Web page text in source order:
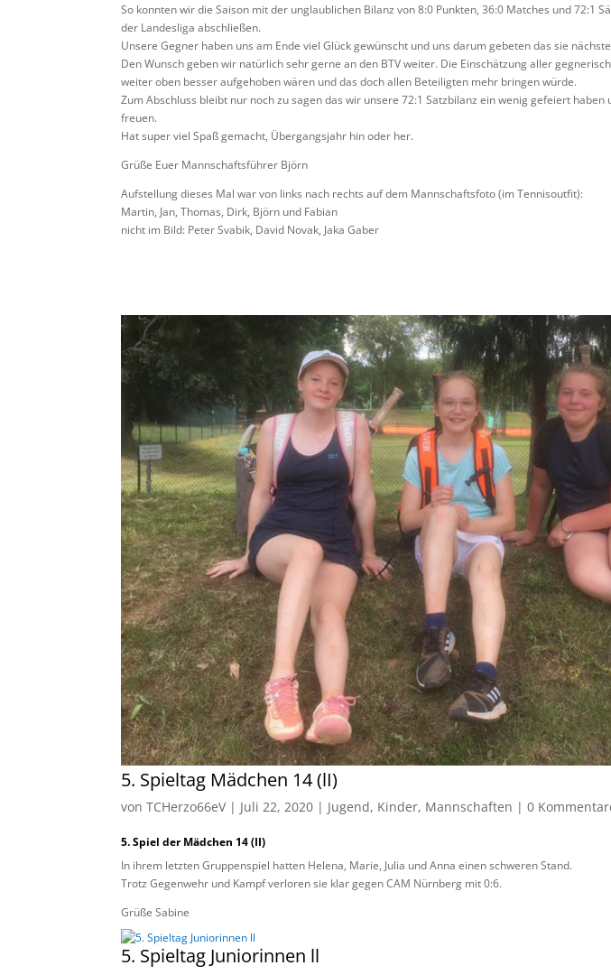
So konnten wir die Saison mit der unglaublichen Bilanz von 8:0 Punkten, 36:0 Matches und 72:1
der Landesliga abschließen.
Unsere Gegner haben uns am Ende viel Glück gewünscht und uns darum gebeten das sie
Den Wunsch geben wir natürlich sehr gerne an den BTV weiter. Die Einschätzung aller
weiter oben besser aufgehoben wären und das doch allen Beteiligten mehr bringen würde.
Zum Abschluss bleibt nur noch zu sagen das wir unsere 72:1 Satzbilanz ein wenig gefeiert
freuen.
Hat super viel Spaß gemacht, Übergangsjahr hin oder her.
Grüße Euer Mannschaftsführer Björn
Aufstellung dieses Mal war von links nach rechts auf dem Mannschaftsfoto (im Tennisoutfit):
Martin, Jan, Thomas, Dirk, Björn und Fabian
nicht im Bild: Peter Svabik, David Novak, Jaka Gaber
5. Spieltag Mädchen 14 (lI)
vonTCHerzo66eV| Juli 22, 2020 | Jugend, Kinder, Mannschaften |0
5. Spiel der Mädchen 14 (II)
In ihrem letzten Gruppenspiel hatten Helena, Marie, Julia und Anna einen schweren Stand.
Trotz Gegenwehr und Kampf verloren sie klar gegen CAM Nürnberg mit 0:6.
Grüße Sabine
5. Spieltag Juniorinnen ll